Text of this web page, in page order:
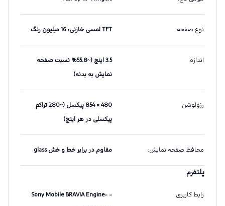
نوع صفحه: TFT لمسی خازنی، 16 میلیون رنگ
اندازه:
3.5 اینچ (~55.8% نسبت صفحه
نمایش به بدنه)
رزولوشن:
480 × 854 پیکسل (~280 تراکم
پیکسلی در هر اینچ)
محافظ صفحه نمایش: مقاوم در برابر خط و خش glass
پلتفرم
رابط کاربری:
- Sony Mobile BRAVIA Engine-